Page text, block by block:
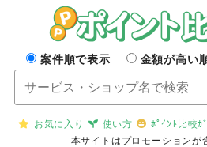
案件順で表示 金額が高い
お気に入り 使い方
ﾎﾟｲﾝﾄ比較ｶ
本サイトはプロモーションが